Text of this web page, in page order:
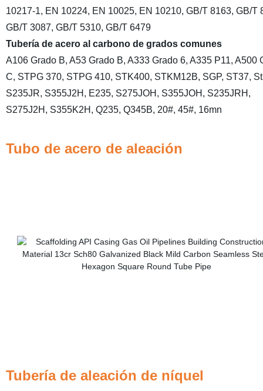
10217-1, EN 10224, EN 10025, EN 10210, GB/T 8163, GB/T
GB/T 3087, GB/T 5310, GB/T 6479
Tubería de acero al carbono de grados comunes
A106 Grado B, A53 Grado B, A333 Grado 6, A335 P11, A500
C, STPG 370, STPG 410, STK400, STKM12B, SGP, ST37,
S235JR, S355J2H, E235, S275JOH, S355JOH, S235JRH,
S275J2H, S355K2H, Q235, Q345B, 20#, 45#, 16mn
Tubo de acero de aleación
Tubería de aleación de níquel